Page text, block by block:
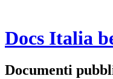
Docs Italia
Documenti